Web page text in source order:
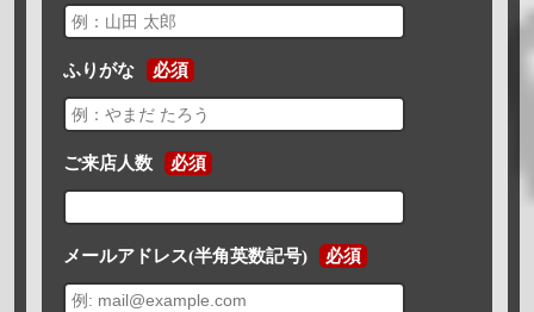
ふりがな 必須
ご来店人数 必須
メールアドレス(半角英数記号) 必須